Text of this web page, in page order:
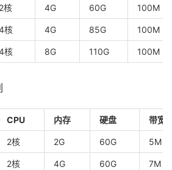
2核 4G 60G 100M
核 4G 85G 100M
核 8G 110G 100M
CPU 内存 硬盘 带宽
2核 2G 60G 5M
2核 4G 60G 7M